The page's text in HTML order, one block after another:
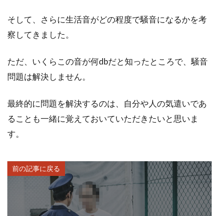
そして、さらに生活音がどの程度で騒音になるかを考
察してきました。
ただ、いくらこの音が何dbだと知ったところで、騒音
問題は解決しません。
最終的に問題を解決するのは、自分や人の気遣いであ
ることも一緒に覚えておいていただきたいと思いま
す。
前の記事に戻る